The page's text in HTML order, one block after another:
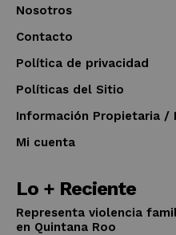
Nosotros
Contacto
Política de privacidad
Políticas del Sitio
Información Propietaria /
Mi cuenta
Lo + Reciente
Representa violencia
en Quintana Roo